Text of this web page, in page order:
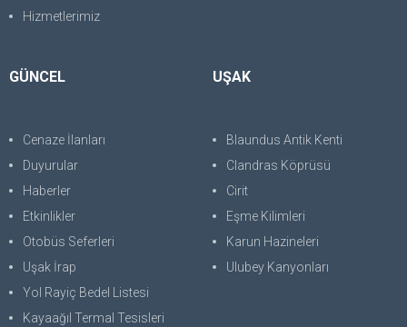
Hizmetlerimiz
GÜNCEL
Cenaze İlanları
Duyurular
Haberler
Etkinlikler
Otobüs Seferleri
Uşak İrap
Yol Rayiç Bedel Listesi
Kayaağıl Termal Tesisleri
UŞAK
Blaundus Antik Kenti
Clandras Köprüsü
Cirit
Eşme Kilimleri
Karun Hazineleri
Ulubey Kanyonları